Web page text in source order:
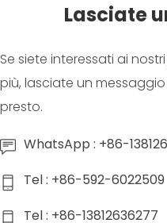
Lasciate
Se siete interessati ai
più, lasciate un
presto.
WhatsApp : +86-
Tel : +86-592-6022509
Tel : +86-13812636277